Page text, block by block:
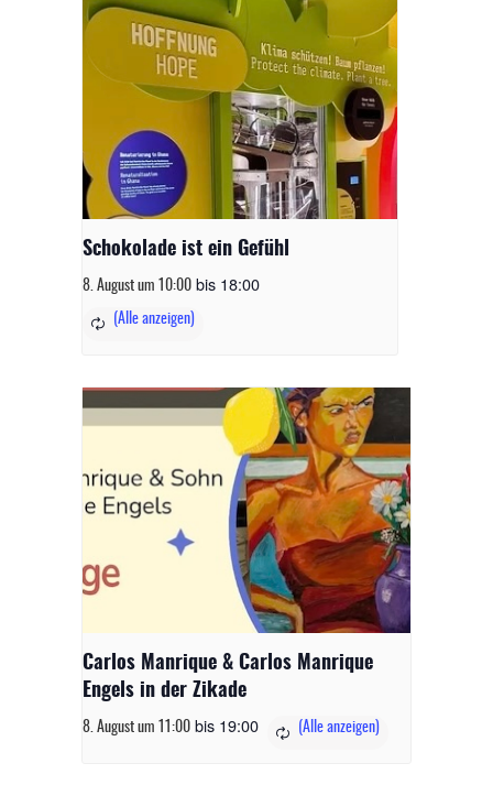
Schokolade ist ein Gefühl
8. August um 10:00 bis 18:00
Carlos Manrique & Carlos Manrique
Engels in der Zikade
8. August um 11:00 bis 19:00